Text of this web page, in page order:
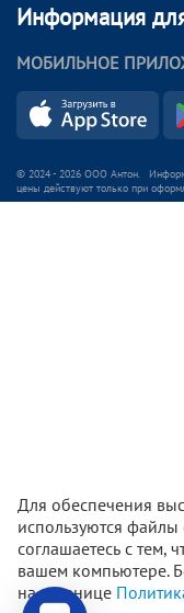
775₽
Информация
МОБИЛЬНОЕ
© 2024 - 2026 ООО Антон.
цены действуют только при
Для обеспечения
используются
соглашаетесь с тем,
вашем компьютере.
на странице